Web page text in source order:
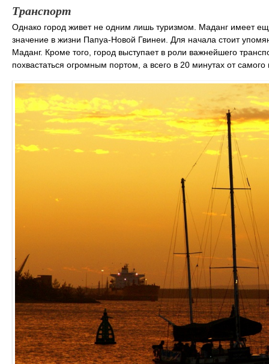
Транспорт
Однако город живет не одним лишь туризмом. Маданг имеет
значение в жизни Папуа-Новой Гвинеи. Для начала стоит
Маданг. Кроме того, город выступает в роли важнейшего
похвастаться огромным портом, а всего в 20 минутах от